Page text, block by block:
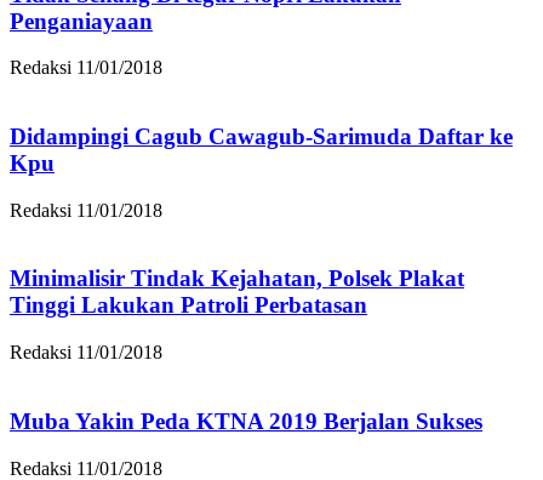
Penganiayaan
Redaksi 11/01/2018
Didampingi Cagub Cawagub-Sarimuda Daftar ke
Kpu
Redaksi 11/01/2018
Minimalisir Tindak Kejahatan, Polsek Plakat
Tinggi Lakukan Patroli Perbatasan
Redaksi 11/01/2018
Muba Yakin Peda KTNA 2019 Berjalan Sukses
Redaksi 11/01/2018